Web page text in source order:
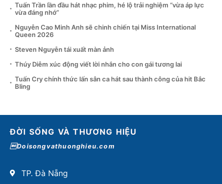
Tuấn Trần lần đầu hát nhạc phim, hé lộ trải nghiệm “vừa áp lực
vừa đáng nhớ”
Nguyễn Cao Minh Anh sẽ chinh chiến tại Miss International
Queen 2026
Steven Nguyễn tái xuất màn ảnh
Thúy Diễm xúc động viết lời nhắn cho con gái tương lai
Tuấn Cry chính thức lấn sân ca hát sau thành công của hit Bắc
Bling
ĐỜI SỐNG VÀ THƯƠNG HIỆU
Doisongvathuonghieu.com
TP. Đà Nẵng